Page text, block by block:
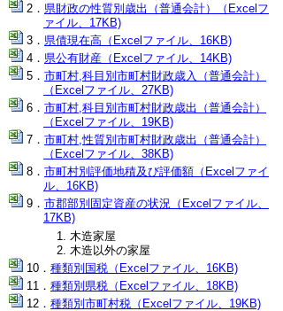
県財政の性質別歳出（普通会計）（Excelフ
ァイル、17KB)
県債現在高（Excelファイル、16KB)
県公有財産（Excelファイル、14KB)
市町村,科目別市町村財政歳入（普通会計）
（Excelファイル、27KB)
市町村,科目別市町村財政歳出（普通会計）
（Excelファイル、19KB)
市町村,性質別市町村財政歳出（普通会計）
（Excelファイル、38KB)
市町村別評価地積及び評価額（Excelファイ
ル、16KB)
市郡部別固定資産の状況（Excelファイル、
17KB)
木造家屋
木造以外の家屋
種類別国税（Excelファイル、16KB)
種類別県税（Excelファイル、18KB)
種類別市町村税（Excelファイル、19KB)